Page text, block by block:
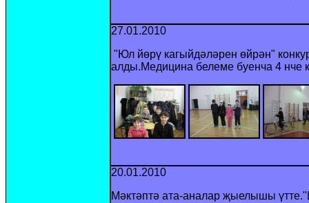
27.01.2010
"Юл йөрү кагыйдәләрен өйрән"
алды.Медицина белеме буенча 4 нче
20.01.2010
Мәктәптә ата-аналар җыелышы